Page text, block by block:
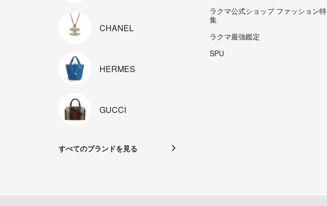
CHANEL
HERMES
GUCCI
すべてのブランドを見る
ラクマ公式ショップ ファッション特
集
ラクマ最強鑑定
SPU